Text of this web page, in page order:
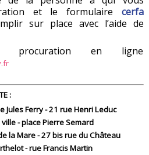
et le formulaire cerfa
sur place avec l’aide de
procuration en ligne
:
Jules Ferry - 21 rue Henri Leduc
- place Pierre Semard
la Mare - 27 bis rue du Château
- rue Francis Martin